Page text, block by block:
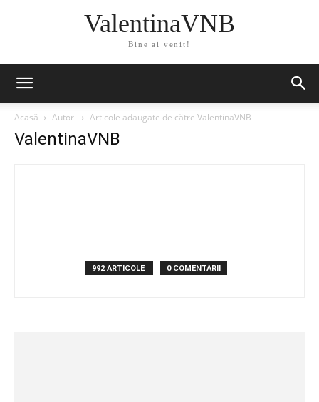
ValentinaVNB
Bine ai venit!
Acasă Autori Articole adaugate de către ValentinaVNB
ValentinaVNB
992 ARTICOLE 0 COMENTARII